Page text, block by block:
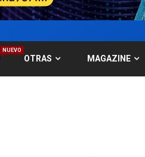
NUEVO
OTRAS MAGAZINE